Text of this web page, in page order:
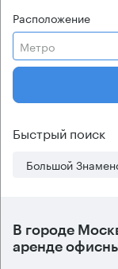
Расположение
Метро
Быстрый поиск
Большой
В городе
аренде